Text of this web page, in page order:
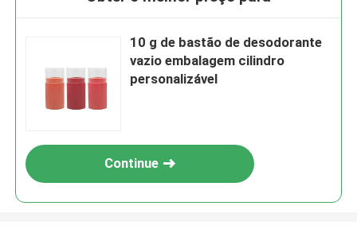
10 g de bastão de desodorante
vazio embalagem cilindro
personalizável
Continue